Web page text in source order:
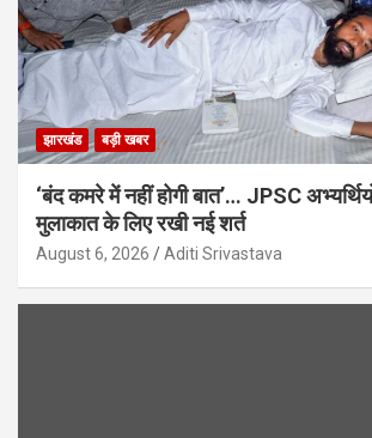
झारखंड बड़ी खबर
‘बंद कमरे में नहीं होगी बात’… JPSC
मुलाकात के लिए रखी नई शर्त
August 6, 2026 Aditi Srivastava